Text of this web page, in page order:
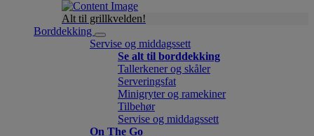
Alt til grillkvelden!
Borddekking
Servise og middagssett
Se alt til borddekking
Tallerkener og skåler
Serveringsfat
Minigryter og ramekiner
Tilbehør
Servise og middagssett
On The Go